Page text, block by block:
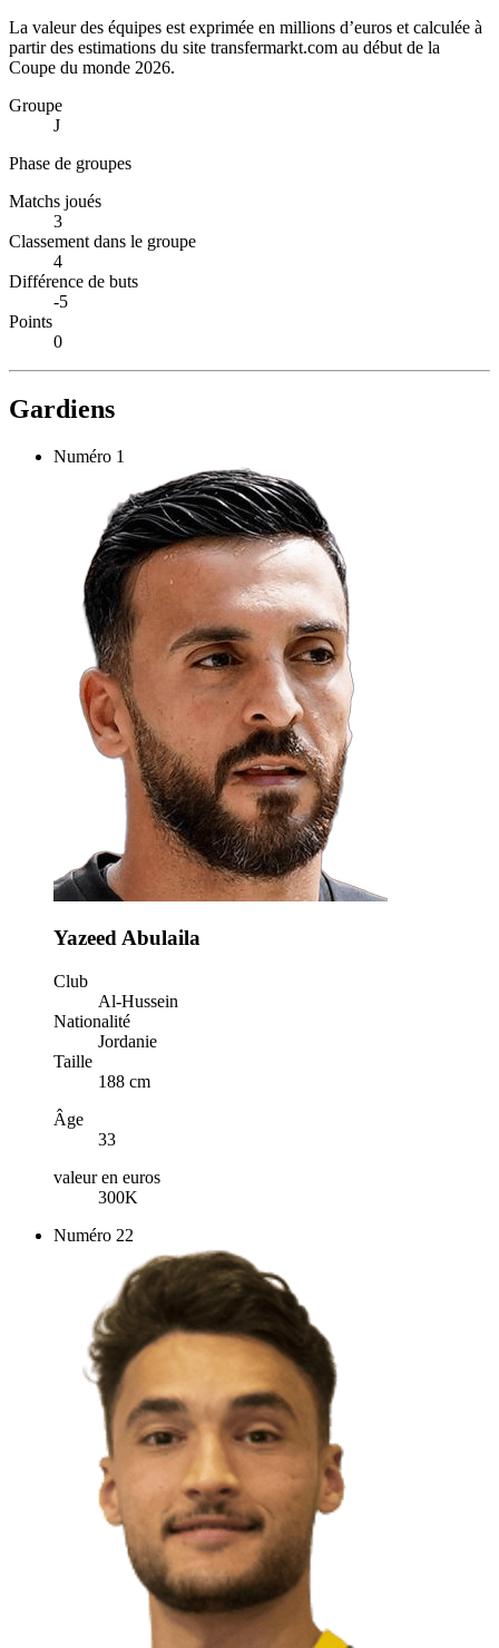
La valeur des équipes est exprimée en millions d’euros et calculée à
partir des estimations du site transfermarkt.com au début de la
Coupe du monde 2026.
Groupe
J
Phase de groupes
Matchs joués
3
Classement dans le groupe
4
Différence de buts
-5
Points
0
Gardiens
Numéro 1
Yazeed Abulaila
Club
Al-Hussein
Nationalité
Jordanie
Taille
188 cm
Âge
33
valeur en euros
300K
Numéro 22